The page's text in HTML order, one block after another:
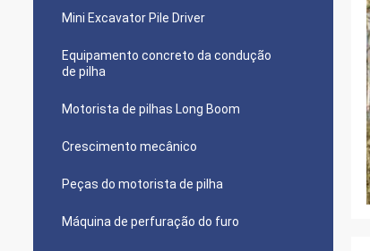
Mini Excavator Pile Driver
Equipamento concreto da condução
de pilha
Motorista de pilhas Long Boom
Crescimento mecânico
Peças do motorista de pilha
Máquina de perfuração do furo